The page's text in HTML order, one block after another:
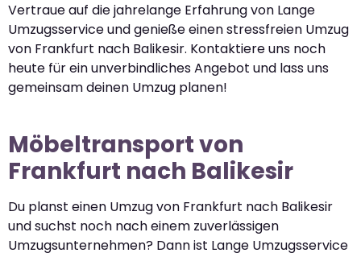
Vertraue auf die jahrelange Erfahrung von Lange
Umzugsservice und genieße einen stressfreien Umzug
von Frankfurt nach Balikesir. Kontaktiere uns noch
heute für ein unverbindliches Angebot und lass uns
gemeinsam deinen Umzug planen!
Möbeltransport von
Frankfurt nach Balikesir
Du planst einen Umzug von Frankfurt nach Balikesir
und suchst noch nach einem zuverlässigen
Umzugsunternehmen? Dann ist Lange Umzugsservice